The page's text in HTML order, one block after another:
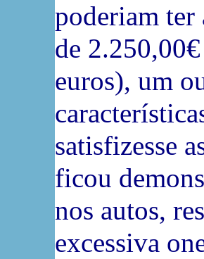
poderiam
de
euros), um
satisfizesse
ficou
nos autos,
excessiva